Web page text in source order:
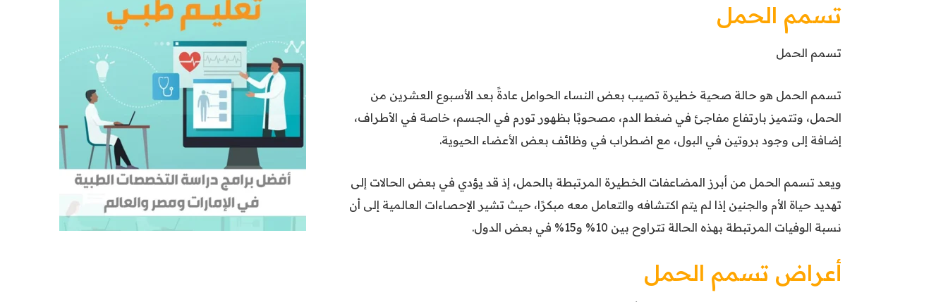
تسمم الحمل
تسمم الحمل
تسمم الحمل هو حالة صحية خطيرة تصيب بعض النساء الحوامل عادةً بعد الأسبوع العشرين من
الحمل، وتتميز بارتفاع مفاجئ في ضغط الدم، مصحوبًا بظهور تورم في الجسم، خاصة في الأطراف،
إضافة إلى وجود بروتين في البول، مع اضطراب في وظائف بعض الأعضاء الحيوية.
ويعد تسمم الحمل من أبرز المضاعفات الخطيرة المرتبطة بالحمل، إذ قد يؤدي في بعض الحالات إلى
تهديد حياة الأم والجنين إذا لم يتم اكتشافه والتعامل معه مبكرًا، حيث تشير الإحصاءات العالمية إلى أن
نسبة الوفيات المرتبطة بهذه الحالة تتراوح بين 10% و15% في بعض الدول.
أعراض تسمم الحمل